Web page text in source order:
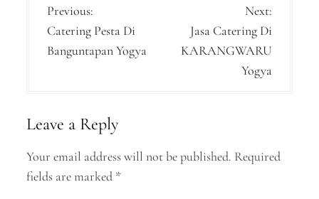
P
o
s
a
v
i
Previous:
Catering Pesta Di
Banguntapan Yogya
Next:
Jasa Catering Di
KARANGWARU
Yogya
Leave a Reply
Your email address will not be published. Required
fields are marked *